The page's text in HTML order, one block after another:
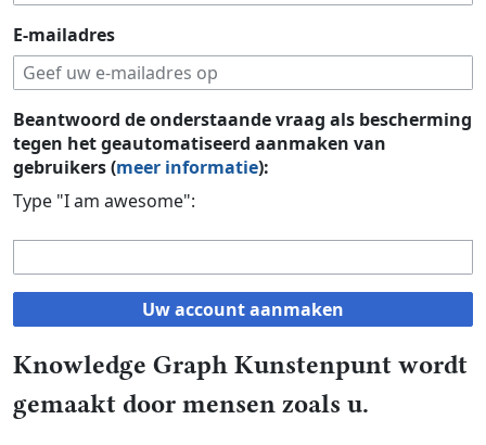
E-mailadres
Beantwoord de onderstaande vraag als bescherming
tegen het geautomatiseerd aanmaken van
gebruikers (meer informatie):
Type "I am awesome":
Uw account aanmaken
Knowledge Graph Kunstenpunt wordt
gemaakt door mensen zoals u.